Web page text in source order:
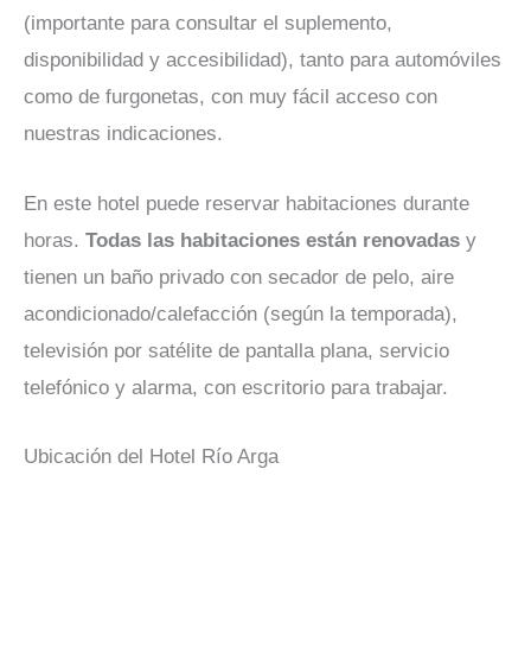
(importante para consultar el suplemento,
disponibilidad y accesibilidad), tanto para automóviles
como de furgonetas, con muy fácil acceso con
nuestras indicaciones.
En este hotel puede reservar habitaciones durante
horas. Todas las habitaciones están renovadas y
tienen un baño privado con secador de pelo, aire
acondicionado/calefacción (según la temporada),
televisión por satélite de pantalla plana, servicio
telefónico y alarma, con escritorio para trabajar.
Ubicación del Hotel Río Arga